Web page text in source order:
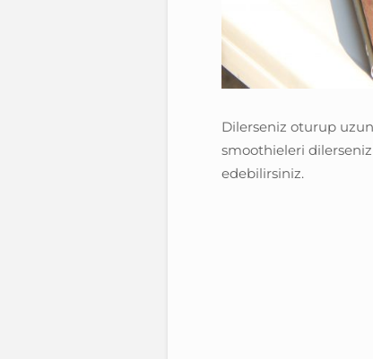
Dilerseniz oturup
smoothieleri
edebilirsiniz.